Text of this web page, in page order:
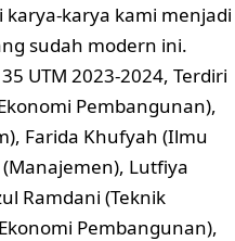
karya kami menjadi
sudah modern ini.
UTM 2023-2024, Terdiri
Pembangunan),
Farida Khufyah (Ilmu
Lutfiya
Ramdani (Teknik
Pembangunan),